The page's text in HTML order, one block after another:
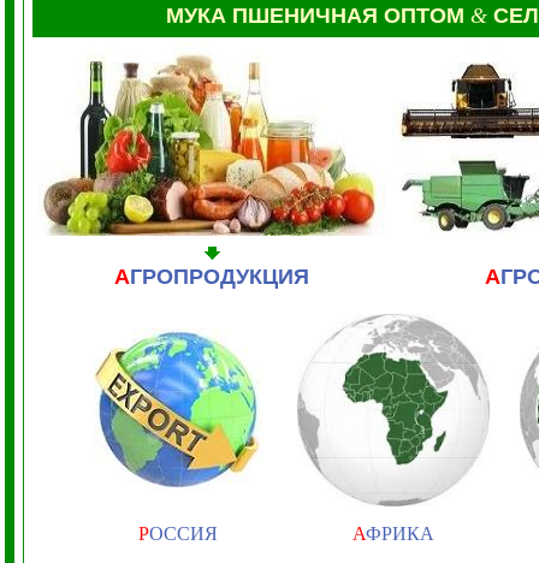
МУКА ПШЕНИЧНАЯ ОПТОМ &
АГРОПРОДУКЦИЯ А
РОССИЯ АФРИКА